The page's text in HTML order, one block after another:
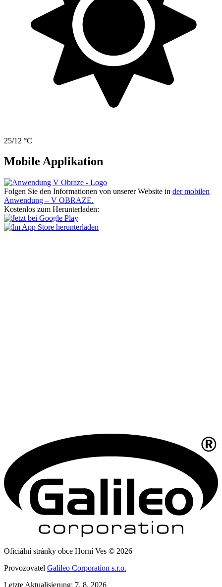
25/12 °C
Mobile Applikation
Folgen Sie den Informationen von unserer Website in der mobilen
Anwendung – V OBRAZE.
Kostenlos zum Herunterladen:
Oficiální stránky obce Horní Ves © 2026
Provozovatel Galileo Corporation s.r.o.
Letzte Aktualisierung: 7. 8. 2026